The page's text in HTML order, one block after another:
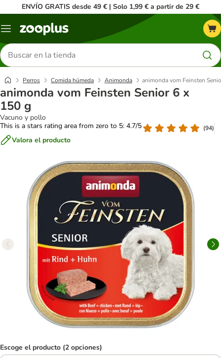
ENVÍO GRATIS desde 49 € | Solo 1,99 € a partir de 29 €
Menú
Buscar
productos
Perros Comida húmeda Animonda animonda vom Feinsten
animonda vom Feinsten Senior 6 x
150 g
Vacuno y pollo
This is a stars rating area from zero to 5: 4.7/5
(94)
Valora el producto
Escoge el producto (2 opciones)